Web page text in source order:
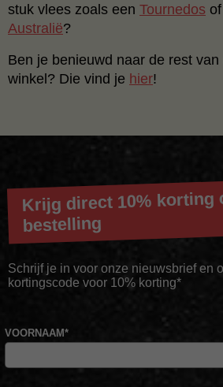
stuk vlees zoals een Tournedos
Australië?
Ben je benieuwd naar de rest
winkel? Die vind je hier!
Krijg direct 10% korting
bestelling
Schrijf je in voor onze nieuwsbrief en
kortingscode voor 10% korting*
VOORNAAM*